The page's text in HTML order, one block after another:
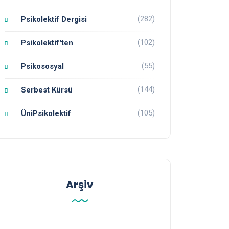
Psikolektif Dergisi (282)
Psikolektif'ten (102)
Psikososyal (55)
Serbest Kürsü (144)
ÜniPsikolektif (105)
Arşiv